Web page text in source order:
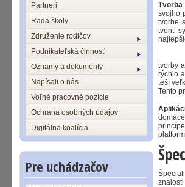
Partneri
Rada školy
Združenie rodičov
Podnikateľská činnosť
Oznamy a dokumenty
Napísali o nás
Voľné pracovné pozície
Ochrana osobných údajov
Digitálna koalícia
Pre uchádzačov
svojho
tvorbe
tvoriť
tvorby
rýchlo
teší
Tento